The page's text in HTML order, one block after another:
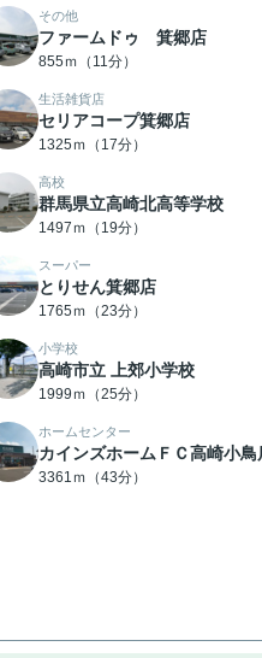
その他
ファームドゥ 箕郷店
855ｍ（11分）
生活雑貨店
セリアコープ箕郷店
1325ｍ（17分）
高校
群馬県立高崎北高等学校
1497ｍ（19分）
スーパー
とりせん箕郷店
1765ｍ（23分）
小学校
高崎市立 上郊小学校
1999ｍ（25分）
ホームセンター
カインズホームＦＣ高崎小鳥
3361ｍ（43分）